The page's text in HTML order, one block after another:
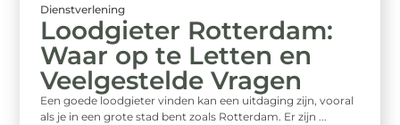
Dienstverlening
Loodgieter Rotterdam:
Waar op te Letten en
Veelgestelde Vragen
Een goede loodgieter vinden kan een uitdaging zijn, vooral
als je in een grote stad bent zoals Rotterdam. Er zijn ...